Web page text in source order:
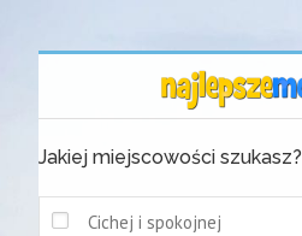
Jakiej miejscowości szukasz?
Cichej i spokojnej